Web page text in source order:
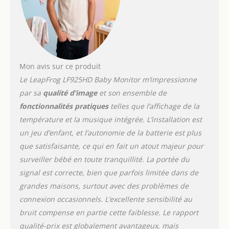
permet l'écoute à
distance via Internet
grâce à l'application
et inclinaison à 360
degrés avec zoom 8X et
objectif grand angle 110
degrés] - Permet une
vision panoramique à
360 degrés et jusqu'à 130
vers le bas. Zoomez
jusqu'à 8 fois pour vous
sentir proche du bébé.
[Veilleuse de couleur
adaptative et graduable]
- La veilleuse intégrée de
plusieurs couleurs
s'adapte à la luminosité
Mon avis sur ce produit
Le LeapFrog LF925HD Baby Monitor m’impressionne
par sa qualité d’imageet son ensemble de
fonctionnalités pratiquestelles que l’affichage de la
température et la musique intégrée. L’installation est
un jeu d’enfant, et l’autonomie de la batterie est plus
que satisfaisante, ce qui en fait un atout majeur pour
surveiller bébé en toute tranquillité. La portée du
signal est correcte, bien que parfois limitée dans de
grandes maisons, surtout avec des problèmes de
connexion occasionnels. L’excellente sensibilité au
bruit compense en partie cette faiblesse. Le rapport
qualité-prix est globalement avantageux, mais